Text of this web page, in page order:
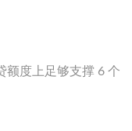
额度上足够支撑 6 个